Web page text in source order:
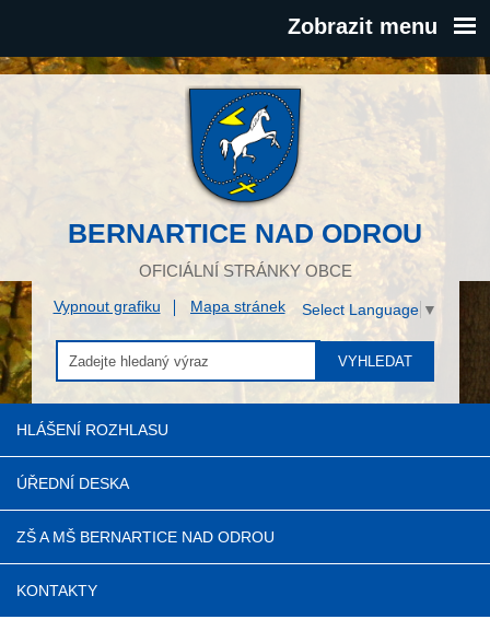
Zobrazit menu
BERNARTICE NAD ODROU
OFICIÁLNÍ STRÁNKY OBCE
Vypnout grafiku Mapa stránek Select Language ▼
VYHLEDAT
HLÁŠENÍ ROZHLASU
ÚŘEDNÍ DESKA
ZŠ A MŠ BERNARTICE NAD ODROU
KONTAKTY